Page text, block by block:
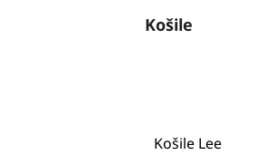
Košile
Košile Lee